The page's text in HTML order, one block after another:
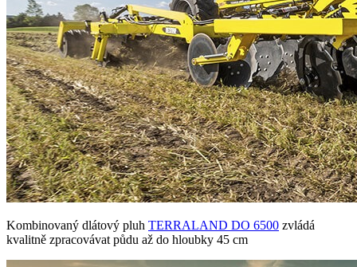
Kombinovaný dlátový pluh TERRALAND DO 6500 zvládá
kvalitně zpracovávat půdu až do hloubky 45 cm